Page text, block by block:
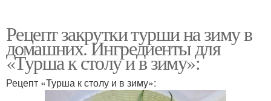
Рецепт закрутки турши на зиму в
домашних. Ингредиенты для
«Турша к столу и в зиму»:
Рецепт «Турша к столу и в зиму»: